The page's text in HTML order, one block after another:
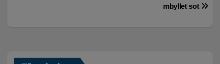
mbyllet sot